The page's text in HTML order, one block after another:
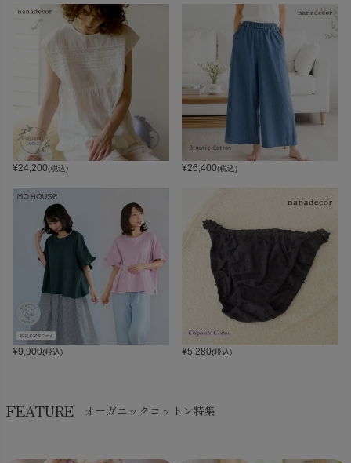
¥24,200(税込) ¥26,400(税込)
¥9,900(税込) ¥5,280(税込)
FEATURE オーガニックコットン特集